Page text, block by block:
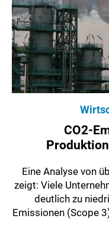
CO2-
Eine Analyse von
zeigt: Viele
deutlich zu
Emissionen (Scope